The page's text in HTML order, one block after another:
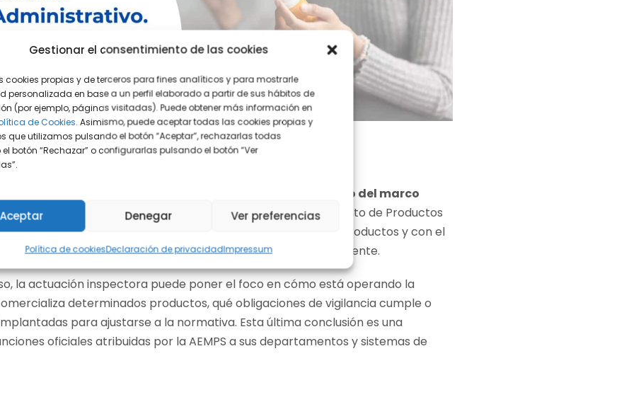
Gestionar el consentimiento de las cookies
cookies propias y de terceros para fines analíticos y para mostrarle
personalizada en base a un perfil elaborado a partir de sus hábitos de
(por ejemplo, páginas visitadas). Puede obtener más información en
de Cookies. Asimismo, puede aceptar todas las cookies propias y
que utilizamos pulsando el botón “Aceptar”, rechazarlas todas
botón “Rechazar” o configurarlas pulsando el botón “Ver
Aceptar Denegar Ver preferencias
Política de cookiesDeclaración de privacidadImpressum
aplicable
la AEMPS en una actuación inspectora es el
cumplimiento del marco
En productos sanitarios, por ejemplo, el Departamento de Productos
relacionadas con la calificación y clasificación de los productos y con el
prestaciones o funcionamiento conforme a la normativa vigente.
la actuación inspectora puede poner el foco en cómo está operando la
determinados productos, qué obligaciones de vigilancia cumple o
para ajustarse a la normativa. Esta última conclusión es una
oficiales atribuidas por la AEMPS a sus departamentos y sistemas de